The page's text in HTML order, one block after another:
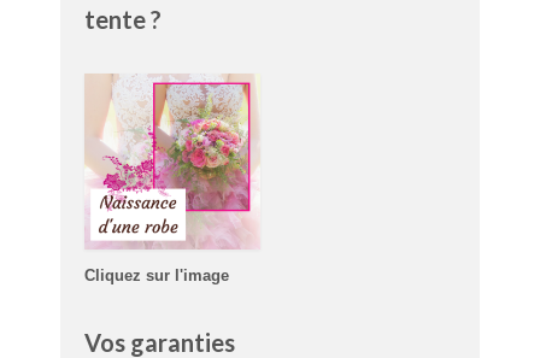
tente ?
Cliquez sur l'image
Vos garanties